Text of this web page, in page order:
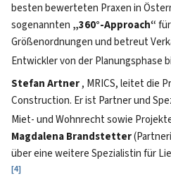
besten bewerteten Praxen in
sogenannten „360°-Approach“
Größenordnungen und betreut
Entwickler von der Planungsphase
Stefan Artner, MRICS, leitet die
Construction. Er ist Partner und
Miet- und Wohnrecht sowie
Magdalena Brandstetter
über eine weitere Spezialistin für
[4]